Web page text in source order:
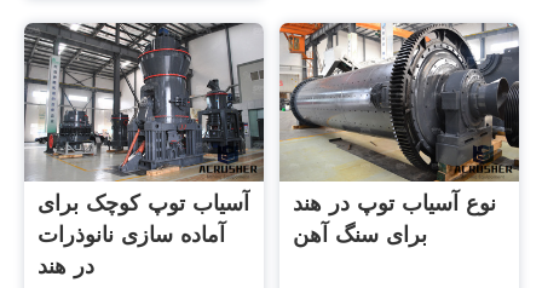
آسیاب توپ کوچک برای
آماده سازی نانوذرات
در هند
نوع آسیاب توپ در هند
برای سنگ آهن